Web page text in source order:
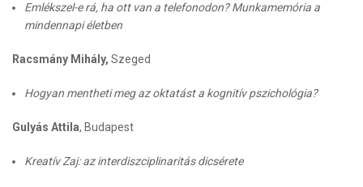
Emlékszel-e rá, ha ott van a telefonodon? Munkamemória a
mindennapi életben
Racsmány Mihály, Szeged
Hogyan mentheti meg az oktatást a kognitív pszichológia?
Gulyás Attila, Budapest
Kreatív Zaj: az interdiszciplinaritás dicsérete